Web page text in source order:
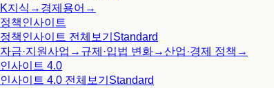
K지식 → 경제용어 →
정책인사이트
정책인사이트 전체보기 Standard
자금·지원사업 → 규제·입법 변화→산업·경제 정책 →
인사이트 4.0
인사이트 4.0 전체보기 Standard